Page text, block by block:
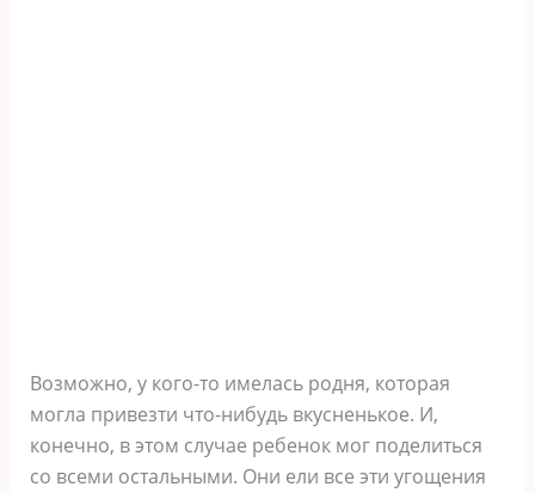
Возможно, у кого-то имелась родня, которая
могла привезти что-нибудь вкусненькое. И,
конечно, в этом случае ребенок мог поделиться
со всеми остальными. Они ели все эти угощения